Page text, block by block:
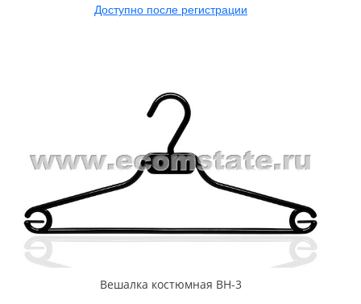
Доступно после регистрации
Вешалка костюмная ВН-3